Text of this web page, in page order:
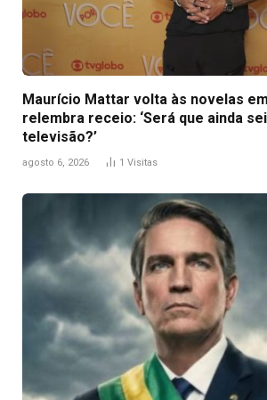
Maurício Mattar volta às novelas em
relembra receio: ‘Será que ainda
televisão?’
agosto 6, 2026 1 Visitas